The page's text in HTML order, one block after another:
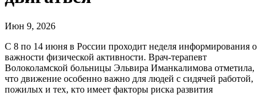
Июн 9, 2026
С 8 по 14 июня в России проходит неделя информирования о
важности физической активности. Врач-терапевт
Волоколамской больницы Эльвира Иманкалимова отметила,
что движение особенно важно для людей с сидячей работой,
пожилых и тех, кто имеет факторы риска развития